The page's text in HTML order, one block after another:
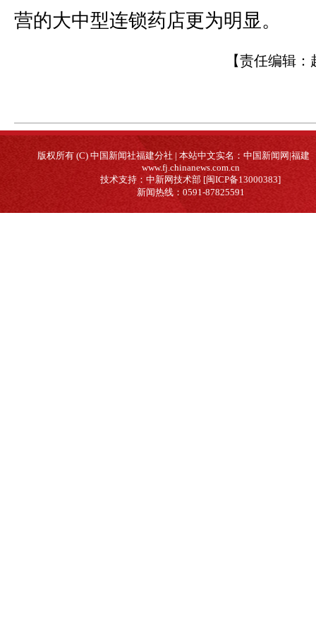
营的大中型连锁药店更为明显。
【责任编辑：
版权所有 (C) 中国新闻社福建分社 | 本站中文实名：中国新闻网|福建
www.fj.chinanews.com.cn
技术支持：中新网技术部 [闽ICP备13000383]
新闻热线：0591-87825591